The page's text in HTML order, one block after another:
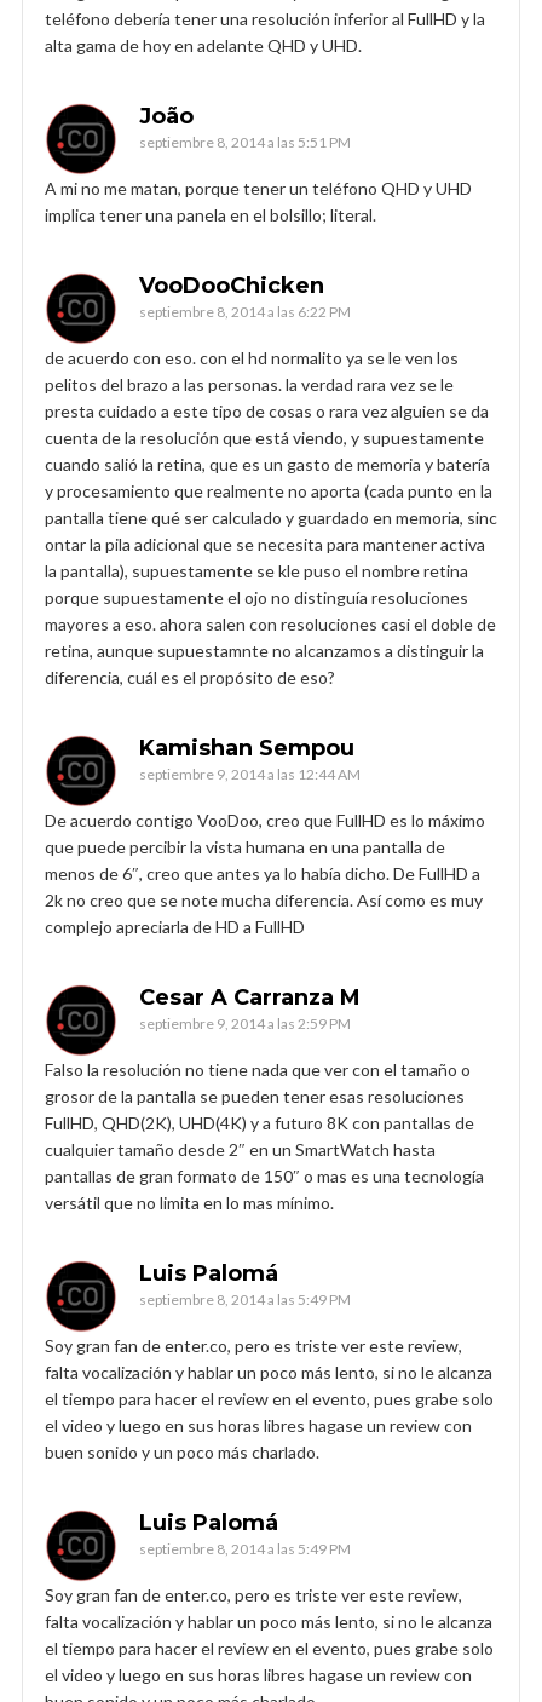
teléfono debería tener una resolución inferior al FullHD y la
alta gama de hoy en adelante QHD y UHD.
João
septiembre 8, 2014 a las 5:51 PM
A mi no me matan, porque tener un teléfono QHD y UHD
implica tener una panela en el bolsillo; literal.
VooDooChicken
septiembre 8, 2014 a las 6:22 PM
de acuerdo con eso. con el hd normalito ya se le ven los
pelitos del brazo a las personas. la verdad rara vez se le
presta cuidado a este tipo de cosas o rara vez alguien se da
cuenta de la resolución que está viendo, y supuestamente
cuando salió la retina, que es un gasto de memoria y batería
y procesamiento que realmente no aporta (cada punto en la
pantalla tiene qué ser calculado y guardado en memoria, sinc
ontar la pila adicional que se necesita para mantener activa
la pantalla), supuestamente se kle puso el nombre retina
porque supuestamente el ojo no distinguía resoluciones
mayores a eso. ahora salen con resoluciones casi el doble de
retina, aunque supuestamnte no alcanzamos a distinguir la
diferencia, cuál es el propósito de eso?
Kamishan Sempou
septiembre 9, 2014 a las 12:44 AM
De acuerdo contigo VooDoo, creo que FullHD es lo máximo
que puede percibir la vista humana en una pantalla de
menos de 6″, creo que antes ya lo había dicho. De FullHD a
2k no creo que se note mucha diferencia. Así como es muy
complejo apreciarla de HD a FullHD
Cesar A Carranza M
septiembre 9, 2014 a las 2:59 PM
Falso la resolución no tiene nada que ver con el tamaño o
grosor de la pantalla se pueden tener esas resoluciones
FullHD, QHD(2K), UHD(4K) y a futuro 8K con pantallas de
cualquier tamaño desde 2″ en un SmartWatch hasta
pantallas de gran formato de 150″ o mas es una tecnología
versátil que no limita en lo mas mínimo.
Luis Palomá
septiembre 8, 2014 a las 5:49 PM
Soy gran fan de enter.co, pero es triste ver este review,
falta vocalización y hablar un poco más lento, si no le alcanza
el tiempo para hacer el review en el evento, pues grabe solo
el video y luego en sus horas libres hagase un review con
buen sonido y un poco más charlado.
Luis Palomá
septiembre 8, 2014 a las 5:49 PM
Soy gran fan de enter.co, pero es triste ver este review,
falta vocalización y hablar un poco más lento, si no le alcanza
el tiempo para hacer el review en el evento, pues grabe solo
el video y luego en sus horas libres hagase un review con